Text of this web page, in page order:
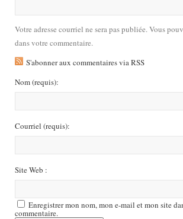
Votre adresse courriel ne sera pas publiée. Vous
dans votre commentaire.
S'abonner aux commentaires via RSS
Nom(requis):
Courriel (requis):
Site Web :
Enregistrer mon nom, mon e-mail et mon site
commentaire.